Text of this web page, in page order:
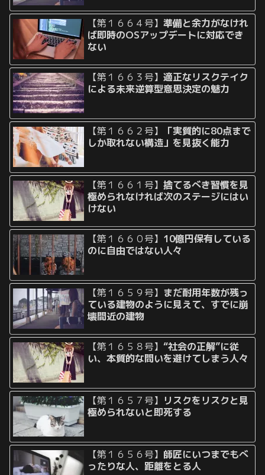
【第１６６４号】準備と余力がなけれ
ば即時のOSアップデートに対応でき
ない
【第１６６３号】適正なリスクテイク
による未来逆算型意思決定の魅力
【第１６６２号】
「実質的に80点まで
しか取れない構造」を見抜く能力
【第１６６１号】捨てるべき習慣を見
極められなければ次のステージにはい
けない
【第１６６０号】 10億円保有している
のに自由ではない人々
【第１６５９号】 まだ耐用年数が残っ
ている建物のように見えて、すでに崩
壊間近の建物
【第１６５８号】“社会の正解”に従
い、本質的な問いを避けてしまう人々
【第１６５７号】 リスクをリスクと見
極められないと即死する
【第１６５６号】 師匠にいつまでもべ
ったりな人、距離をとる人